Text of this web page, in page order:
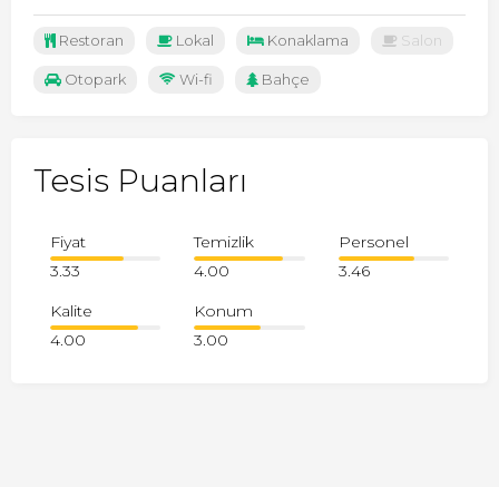
Restoran Lokal Konaklama Salon
Otopark Wi-fi Bahçe
Tesis Puanları
Fiyat
3.33
Temizlik
4.00
Personel
3.46
Kalite
4.00
Konum
3.00